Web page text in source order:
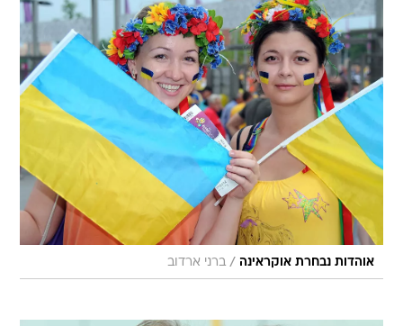
אוהדות נבחרת אוקראינה / ברני ארדוב